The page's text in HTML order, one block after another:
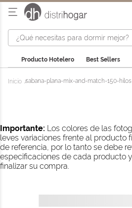
¿Qué necesitas para dormir mejor?
Producto Hotelero Best Sellers